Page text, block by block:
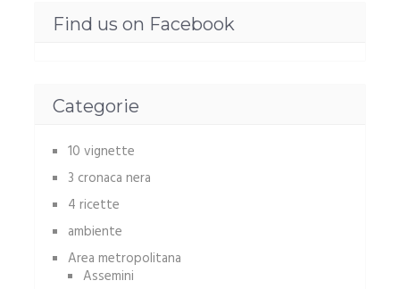
Find us on Facebook
Categorie
10 vignette
3 cronaca nera
4 ricette
ambiente
Area metropolitana
Assemini